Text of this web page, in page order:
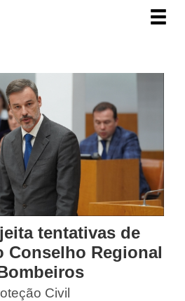
tentativas de
Conselho Regional
Civil